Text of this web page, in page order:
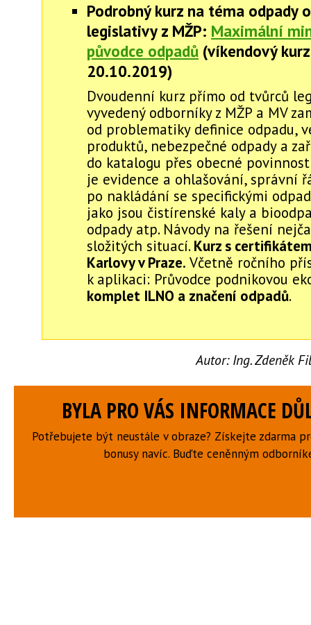
Podrobný kurz na téma odpady
legislativy z MŽP: Maximální
původce odpadů (víkendový
20.10.2019)
Dvoudenní kurz přímo od tvůrců
vyvedený odborníky z MŽP a MV
od problematiky definice odpadu,
produktů, nebezpečné odpady a
do katalogu přes obecné
je evidence a ohlašování, správní
po nakládání se specifickými
jako jsou čistírenské kaly a
odpady atp. Návody na řešení
složitých situací.Kurz s
Karlovy v Praze. Včetně ročního
k aplikaci: Průvodce podnikovou
komplet ILNO a značení odpadů.
Autor: Ing. Zdeněk
BYLA PRO VÁS INFORMACE
Potřebujete být neustále v obraze? Získejte zdarma
bonusy navíc. Buďte ceněnným